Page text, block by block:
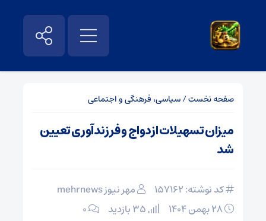
صفحه نخست/سیاسی، فرهنگی و اجتماعی
میزان تسهیلات ازدواج و فرزندآوری تعیین
شد
کد نوشته: 157162
مهر نیوز mehrnews
۰